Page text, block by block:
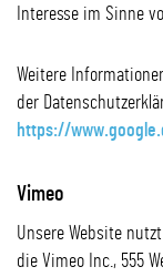
Interesse im Sinne
Weitere
der
https://
Vimeo
Unsere Website
die Vimeo Inc., 555